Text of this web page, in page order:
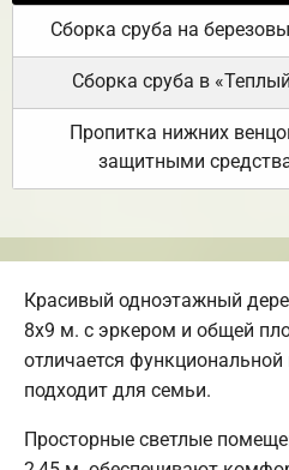
Сборка сруба на
Сборка сруба в
Пропитка нижних
защитными
Красивый одноэтажный
8х9 м. с эркером и общей
отличается
подходит для семьи.
Просторные светлые